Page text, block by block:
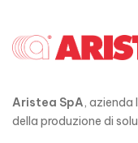
Aristea SpA, azienda
della produzione di